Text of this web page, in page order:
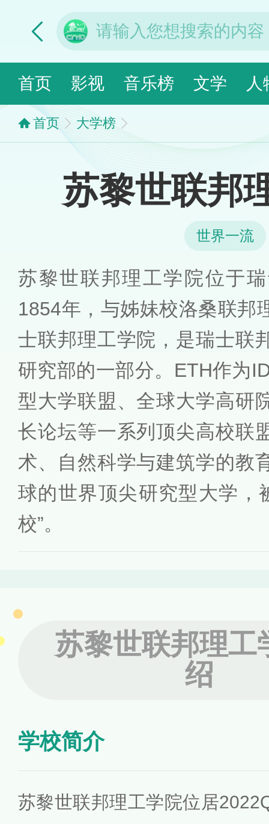
首页 影视 音乐榜 文学 人
首页 大学榜
苏黎世联邦
世界一流
苏黎世联邦理工学院位于
1854年，与姊妹校洛桑联邦
士联邦理工学院，是瑞士联
研究部的一部分。ETH作为
型大学联盟、全球大学高研
长论坛等一系列顶尖高校联
术、自然科学与建筑学的教
球的世界顶尖研究型大学，
校”。
苏黎世联邦理工
绍
学校简介
苏黎世联邦理工学院位居